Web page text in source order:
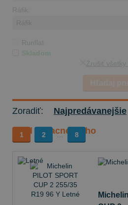
Ráfik:
Runflat
Skladom
Zrušiť všetky
Zoradiť:
Najpredávanejšie
Od najlacnejšieho
1 2 … 8